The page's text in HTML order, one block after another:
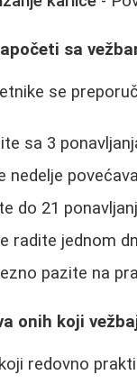
sa
se
sa 3
nedelje
do 21
radite jednom
pazite na
onih koji
redovno